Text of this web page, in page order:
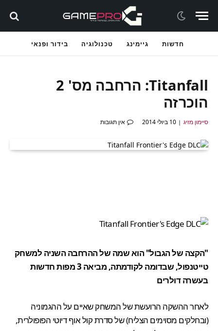
חדשות גיימינג טכנולוגיה בידור ופנאי
Titanfall: הרחבה מס' 2
הוכרזה
סיימון מזיג 10 ביולי 2014 אין תגובות
"הקצה של הגבול" הוא שמה של ההרחבה השניה למשחק
טייטנפול, שבדומה לקודמתה, מביאה 3 מפות חדשות
בעשרה דולרים
לאחרההשקה הרועשתשל המשחק שאיים על ההגמוניה
(ובחלקים מסוימים הצליח) של סדרת קול אוף דיוטי הפופולרית,